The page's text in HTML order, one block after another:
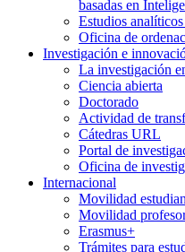
basadas en
Estudios
Oficina de
Investigación e
La investigación
Ciencia abierta
Doctorado
Actividad de
Cátedras URL
Portal de
Oficina de
Internacional
Movilidad
Movilidad
Erasmus+
Trámites para